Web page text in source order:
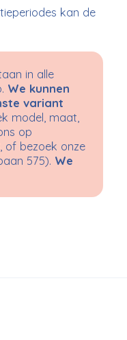
kan de
in alle
We kunnen
variant
model, maat,
op
of bezoek onze
575). We